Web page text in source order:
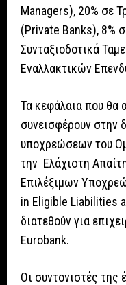
Managers), 20% σε
(Private Banks), 8%
Συνταξιοδοτικά
Εναλλακτικών
Τα κεφάλαια που θα
συνεισφέρουν στην
υποχρεώσεων του
την Ελάχιστη
Επιλέξιμων
in Eligible Liabilities
διατεθούν για
Eurobank.
Οι συντονιστές